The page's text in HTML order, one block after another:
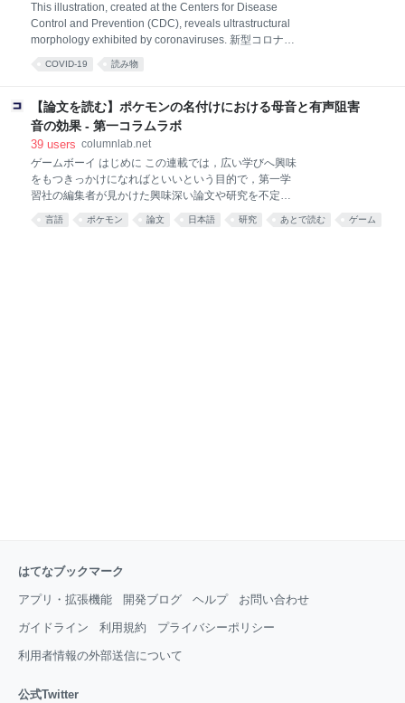
門の国語の若手編集３名に来ていただき，便覧につい
て語ってもらいます。 一生使える本として 「ふんわ
り」した入口と「がちがち」の中身 一生の教養書とし
て 創作のお手元に 中編に行く前に，閑話休題。 第一
ロフェッシ
This illustration, created at the Centers for Disease
Control and Prevention (CDC), reveals ultrastructural
morphology exhibited by coronaviruses. 新型コロナウ
イルスワクチンの登場 新型コロナウイルスの世界的な
感染拡大から1年ほどが経過したころに，急ピッチで
て2021年6月現在，世界各国でワクチン接種が進めら
れている。従来のワクチン開発は10年以上かかると言
われていたことから考えると，この約1年での新型コ
い。 本記事では，従来型のワクチンの解説を踏まえ
て，新しい手法で開発されたワクチン＝mRNAワクチ
ンについて，高校生物のレベルで理解できるように書
いて
COVID-19 読み物
【論文を読む】ポケモンの名付けにおける母音と有声阻害
音の効果 - 第一コラムラボ
39 users columnlab.net
ゲームボーイ はじめに この連載では，広い学びへ興味
をもつきっかけになればといいという目的で，第一学
習社の編集者が見かけた興味深い論文や研究を不定期
に紹介していきます。 論文というのは，学びの最先端
がまとめられたとても面白いものです。しかし，大学
言語 ポケモン 論文 日本語 研究 あとで読む ゲーム
はてなブックマーク
アプリ・拡張機能 開発ブログ ヘルプ お問い合わせ
ガイドライン 利用規約 プライバシーポリシー
利用者情報の外部送信について
公式Twitter